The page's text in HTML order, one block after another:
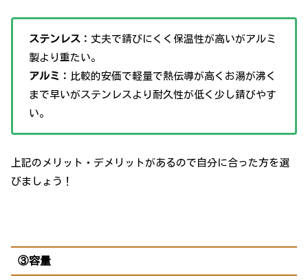
ステンレス： 丈夫で錆びにくく保温性が高いがアルミ
製より重たい。
アルミ：
比較的安価で軽量で熱伝導が高くお湯が沸く
まで早いがステンレスより耐久性が低く少し錆びやす
い。
上記のメリット・デメリットがあるので自分に合った方を選
びましょう！
③容量